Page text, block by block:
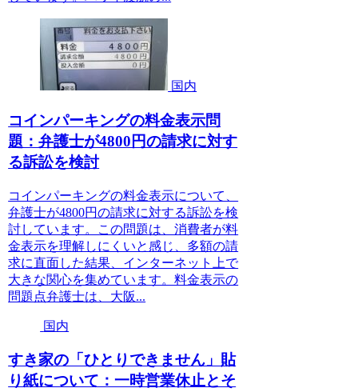
国内
コインパーキングの料金表示問
題：弁護士が4800円の請求に対す
る訴訟を検討
コインパーキングの料金表示について、
弁護士が4800円の請求に対する訴訟を検
討しています。この問題は、消費者が料
金表示を理解しにくいと感じ、多額の請
求に直面した結果、インターネット上で
大きな関心を集めています。料金表示の
問題点弁護士は、大阪...
国内
すき家の「ひとりできません」貼
り紙について：一時営業休止とそ